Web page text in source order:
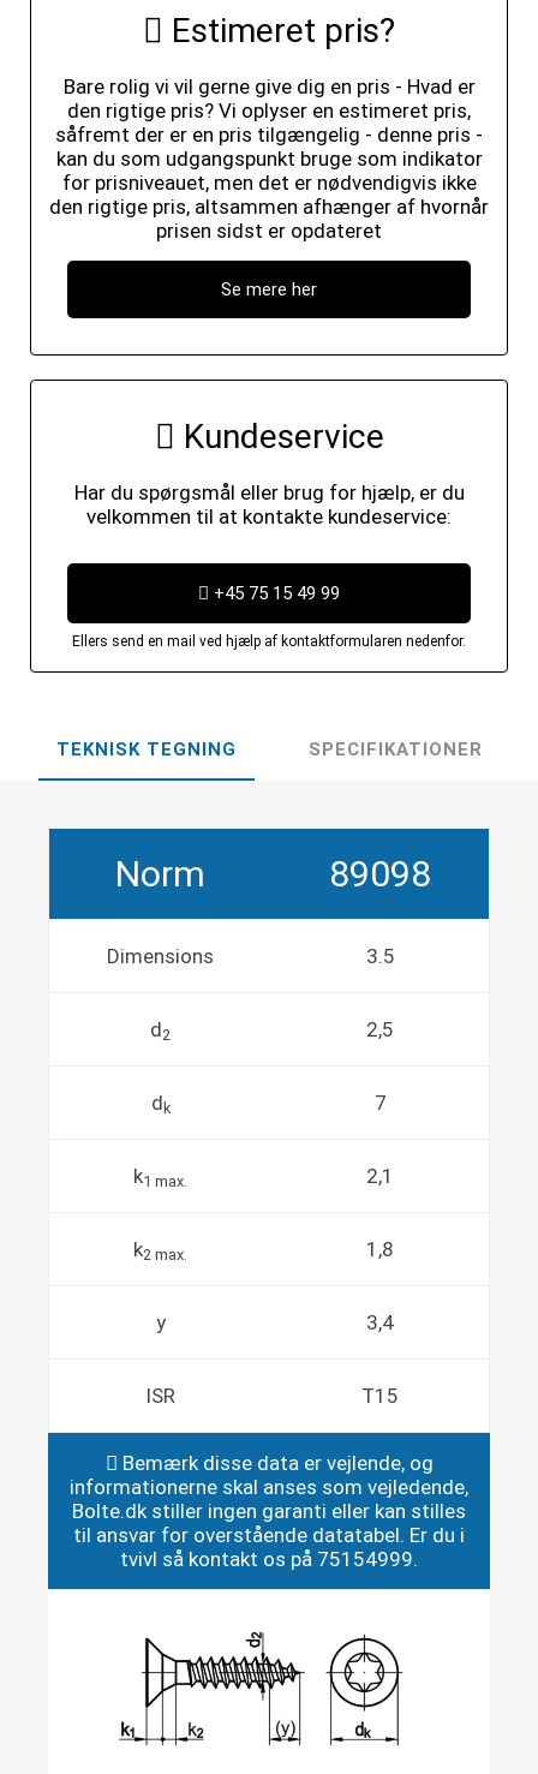
Estimeret pris?
Bare rolig vi vil gerne give dig en pris - Hvad er
den rigtige pris? Vi oplyser en estimeret pris,
såfremt der er en pris tilgængelig - denne pris -
kan du som udgangspunkt bruge som indikator
for prisniveauet, men det er nødvendigvis ikke
den rigtige pris, altsammen afhænger af hvornår
prisen sidst er opdateret
Se mere her
Kundeservice
Har du spørgsmål eller brug for hjælp, er du
velkommen til at kontakte kundeservice:
+45 75 15 49 99
Ellers send en mail ved hjælp af kontaktformularen nedenfor.
TEKNISK TEGNING SPECIFIKATIONER
Norm 89098
Dimensions 3.5
d2 2,5
d k 7
k1 max. 2,1
k2 max. 1,8
y 3,4
ISR T15
Bemærk disse data er vejlende, og
informationerne skal anses som vejledende,
Bolte.dk stiller ingen garanti eller kan stilles
til ansvar for overstående datatabel. Er du i
tvivl så kontakt os på 75154999.